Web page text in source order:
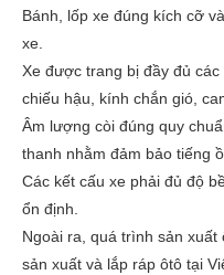
Bánh, lốp xe đúng kích cỡ
xe.
Xe được trang bị đầy đủ
chiếu hậu, kính chắn gió,
Âm lượng còi đúng quy
thanh nhằm đảm bảo tiếng
Các kết cấu xe phải đủ độ
ổn định.
Ngoài ra, quá trình sản
sản xuất và lắp ráp ôtô tại